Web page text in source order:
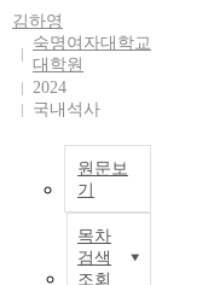
김하영
숙명여자대학교
대학원
2024
국내석사
원문보
기
목차
검색
조회